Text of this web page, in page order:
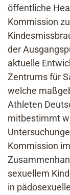
öffentliche
Kommission
der
aktuelle
Zentrums für
welche
Athleten
mitbestimmt
Kommission im
sexuellem
in